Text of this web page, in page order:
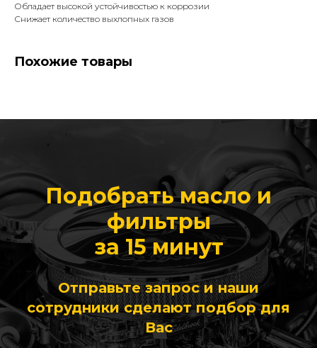
Обладает высокой устойчивостью к коррозии
Снижает количество выхлопных газов
Похожие товары
Подобрать масло и
фильтры
за 15 минут
Отправьте запрос и наши
сотрудники сделают подбор для
Вас